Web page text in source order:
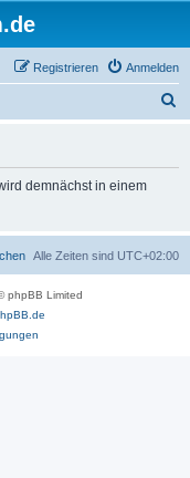
Anmelden
Registrieren
demnächst in einem
Alle Zeiten sind UTC+02:00
phpBB Limited